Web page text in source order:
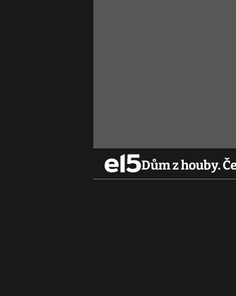
Dům z houby.